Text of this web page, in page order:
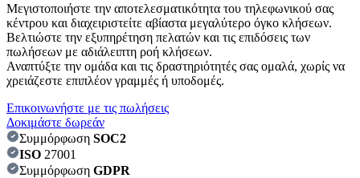
Μεγιστοποιήστε την αποτελεσματικότητα του τηλεφωνικού σας
κέντρου και διαχειριστείτε αβίαστα μεγαλύτερο όγκο κλήσεων.
Βελτιώστε την εξυπηρέτηση πελατών και τις επιδόσεις των
πωλήσεων με αδιάλειπτη ροή κλήσεων.
Αναπτύξτε την ομάδα και τις δραστηριότητές σας ομαλά, χωρίς να
χρειάζεστε επιπλέον γραμμές ή υποδομές.
Επικοινωνήστε με τις πωλήσεις
Δοκιμάστε δωρεάν
Συμμόρφωση SOC2
ISO 27001
Συμμόρφωση GDPR